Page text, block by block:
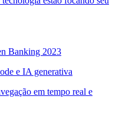
Banking 2023
e IA generativa
em tempo real e